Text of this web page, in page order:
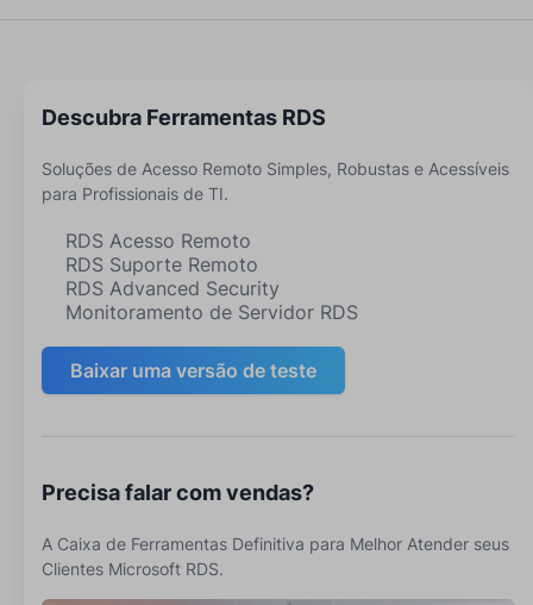
Descubra Ferramentas RDS
Soluções de Acesso Remoto Simples, Robustas e Acessíveis
para Profissionais de TI.
RDS Acesso Remoto
RDS Suporte Remoto
RDS Advanced Security
Monitoramento de Servidor RDS
Baixar uma versão de teste
Precisa falar com vendas?
A Caixa de Ferramentas Definitiva para Melhor Atender seus
Clientes Microsoft RDS.